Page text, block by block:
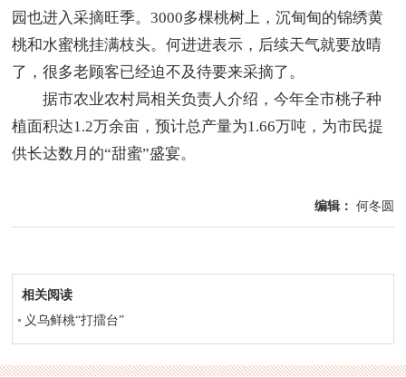
园也进入采摘旺季。3000多棵桃树上，沉甸甸的锦绣黄
桃和水蜜桃挂满枝头。何进进表示，后续天气就要放晴
了，很多老顾客已经迫不及待要来采摘了。
据市农业农村局相关负责人介绍，今年全市桃子种
植面积达1.2万余亩，预计总产量为1.66万吨，为市民提
供长达数月的“甜蜜”盛宴。
编辑： 何冬圆
相关阅读
义乌鲜桃“打擂台”